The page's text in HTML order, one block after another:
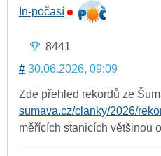
In-počasí
8441
# 30.06.2026, 09:09
Zde přehled rekordů ze
sumava.cz/clanky/2026/
měřících stanicích většinou